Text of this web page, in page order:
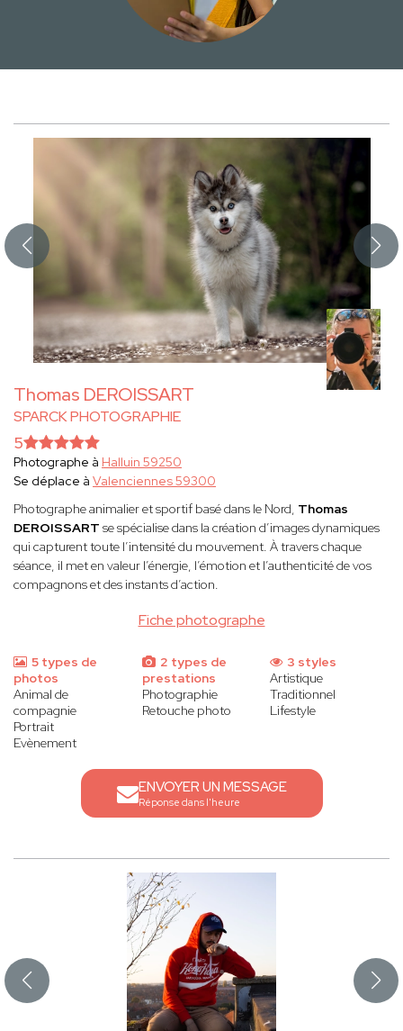
Thomas DEROISSART
SPARCK PHOTOGRAPHIE
Fiche photographe
5
Photographe à Halluin 59250
Se déplace à Valenciennes 59300
Photographe animalier et sportif basé dans le Nord, Thomas
DEROISSART se spécialise dans la création d’images dynamiques
qui capturent toute l’intensité du mouvement. À travers chaque
séance, il met en valeur l’énergie, l’émotion et l’authenticité de vos
compagnons et des instants d’action.
5 types de
photos
Animal de
compagnie
Portrait
Evènement
2 types de
prestations
Photographie
Retouche photo
3 styles
Artistique
Traditionnel
Lifestyle
ENVOYER UN MESSAGE
Réponse dans l'heure